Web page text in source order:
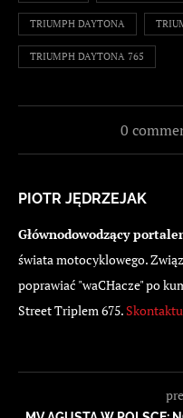
TRIUMPH DAYTONA
TRIUMPH DAYTONA 765
0
PIOTR JĘDRZEJAK
Głównodowodzący
świata motocyklowego.
poprawiać "waCHacze" po
Street Triplem 675.